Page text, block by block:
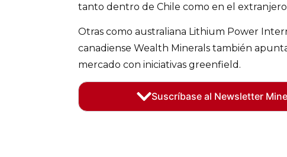
tanto dentro de Chile como en el
Otras como australiana Lithium Power
canadiense Wealth Minerals también
mercado con iniciativas greenfield.
Suscríbase al Newsletter